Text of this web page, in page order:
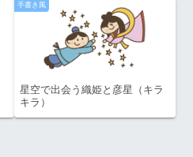
手書き風
星空で出会う織姫と彦星（キラ
キラ）